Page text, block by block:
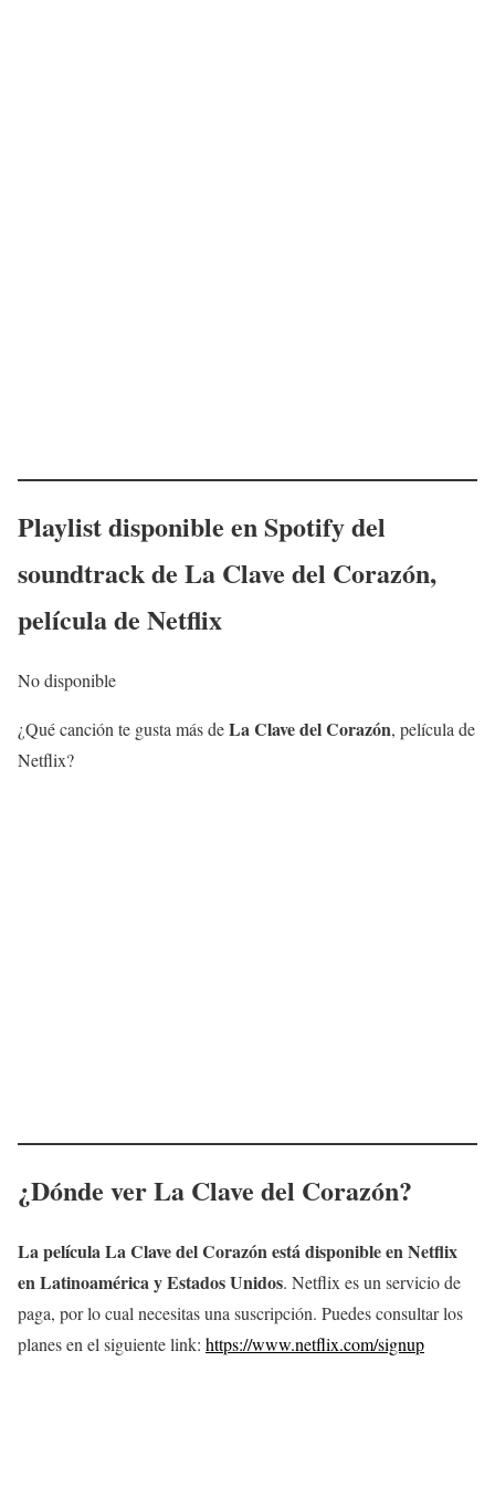
Playlist disponible en Spotify del
soundtrack de La Clave del Corazón,
película de Netflix
No disponible
¿Qué canción te gusta más deLa Clave del Corazón, película de
Netflix?
¿Dónde verLa Clave del Corazón?
La películaLa Clave del Corazónestá disponible en Netflix
en Latinoamérica y Estados Unidos. Netflix es un servicio de
paga, por lo cual necesitas una suscripción. Puedes consultar los
planes en el siguiente link: https://www.netflix.com/signup